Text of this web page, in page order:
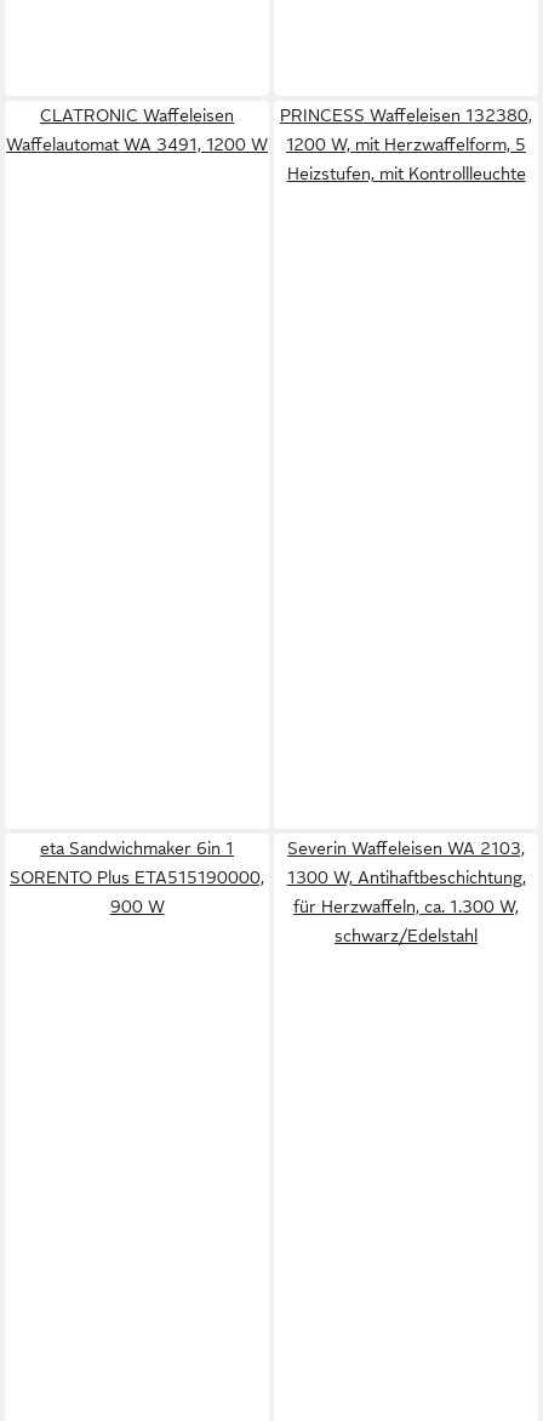
CLATRONIC Waffeleisen
Waffelautomat WA 3491, 1200 W
PRINCESS Waffeleisen 132380,
1200 W, mit Herzwaffelform, 5
Heizstufen, mit Kontrollleuchte
eta Sandwichmaker 6in 1
SORENTO Plus ETA515190000,
900 W
Severin Waffeleisen WA 2103,
1300 W, Antihaftbeschichtung,
für Herzwaffeln, ca. 1.300 W,
schwarz/Edelstahl